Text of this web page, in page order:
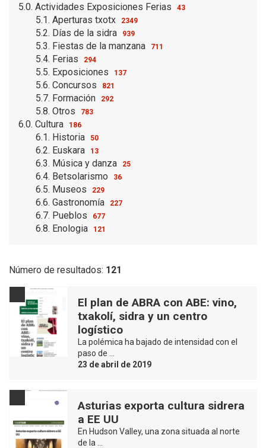
5.0. Actividades Exposiciones Ferias 43
5.1. Aperturas txotx 2349
5.2. Días de la sidra 939
5.3. Fiestas de la manzana 711
5.4. Ferias 294
5.5. Exposiciones 137
5.6. Concursos 821
5.7. Formación 292
5.8. Otros 783
6.0. Cultura 186
6.1. Historia 50
6.2. Euskara 13
6.3. Música y danza 25
6.4. Betsolarismo 36
6.5. Museos 229
6.6. Gastronomía 227
6.7. Pueblos 677
6.8. Enologia 121
Número de resultados: 121
El plan de ABRA con ABE: vino,
txakolí, sidra y un centro
logístico
La polémica ha bajado de intensidad con el
paso de …
23 de abril de 2019
Asturias exporta cultura sidrera
a EE UU
En Hudson Valley, una zona situada al norte
de la …